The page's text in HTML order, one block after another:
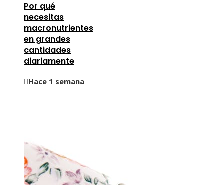
Por qué
necesitas
macronutrientes
en grandes
cantidades
diariamente
Hace 1 semana